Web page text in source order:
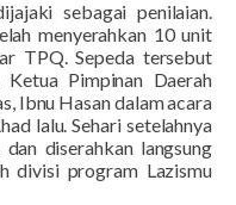
sebagai penilaian.
menyerahkan 10 unit
TPQ. Sepeda tersebut
Pimpinan Daerah
Ibnu Hasan dalam acara
lalu. Sehari setelahnya
diserahkan langsung
divisi program Lazismu